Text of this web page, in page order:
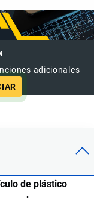
adicionales
de plástico